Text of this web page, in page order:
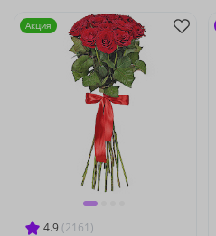
4.9 (2161)
Акция